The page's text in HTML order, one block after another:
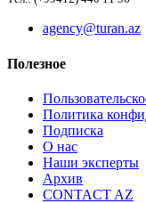
agency@turan.az
Полезное
Политика
Подписка
О нас
Наши эксперты
Архив
CONTACT AZ